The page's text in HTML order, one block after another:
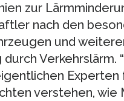
zur
nach den
und
Verkehrslärm.
Experten
verstehen, wie